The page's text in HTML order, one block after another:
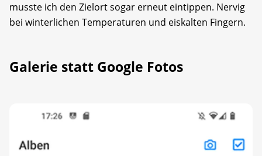
musste ich den Zielort sogar erneut eintippen. Nervig
bei winterlichen Temperaturen und eiskalten Fingern.
Galerie statt Google Fotos